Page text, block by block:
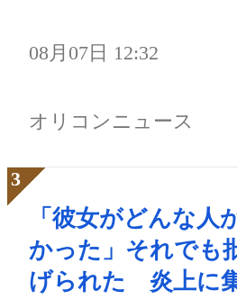
08月07日 12:32
オリコンニュース
「彼女がどんな人
かった」それでも
げられた 炎上に